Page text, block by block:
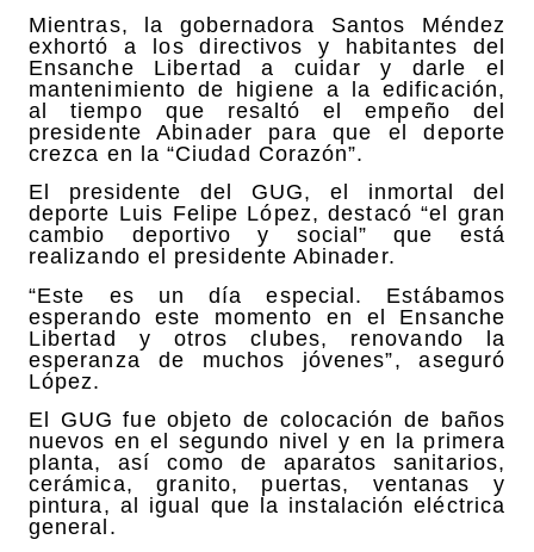
Mientras, la gobernadora Santos Méndez
exhortó a los directivos y habitantes del
Ensanche Libertad a cuidar y darle el
mantenimiento de higiene a la edificación,
al tiempo que resaltó el empeño del
presidente Abinader para que el deporte
crezca en la “Ciudad Corazón”.
El presidente del GUG, el inmortal del
deporte Luis Felipe López, destacó “el gran
cambio deportivo y social” que está
realizando el presidente Abinader.
“Este es un día especial. Estábamos
esperando este momento en el Ensanche
Libertad y otros clubes, renovando la
esperanza de muchos jóvenes”, aseguró
López.
El GUG fue objeto de colocación de baños
nuevos en el segundo nivel y en la primera
planta, así como de aparatos sanitarios,
cerámica, granito, puertas, ventanas y
pintura, al igual que la instalación eléctrica
general.